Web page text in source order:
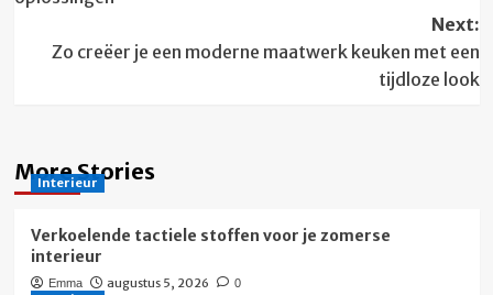
Next:
Zo creëer je een moderne maatwerk keuken met een
tijdloze look
More Stories
Interieur
Verkoelende tactiele stoffen voor je zomerse
interieur
Emma augustus 5, 2026 0